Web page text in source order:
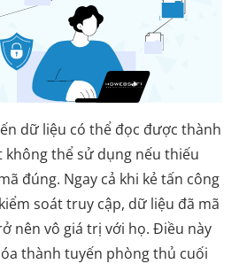
dữ liệu có thể đọc được thành
không thể sử dụng nếu thiếu
đúng. Ngay cả khi kẻ tấn công
soát truy cập, dữ liệu đã mã
nên vô giá trị với họ. Điều này
thành tuyến phòng thủ cuối